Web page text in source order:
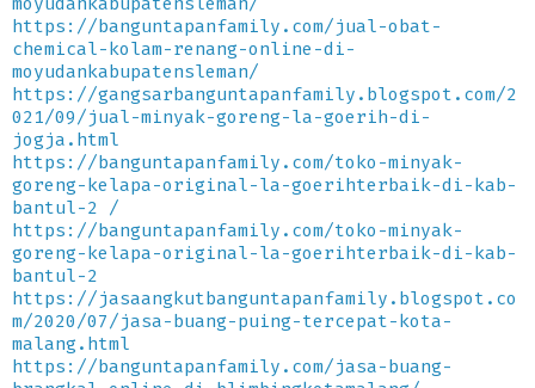
https://banguntapanfamily.com/jual-obat-
chemical-kolam-renang-online-di-
moyudankabupatensleman/
https://gangsarbanguntapanfamily.blogspot.com/2
021/09/jual-minyak-goreng-la-goerih-di-
jogja.html
https://banguntapanfamily.com/toko-minyak-
goreng-kelapa-original-la-goerihterbaik-di-kab-
bantul-2 /
https://banguntapanfamily.com/toko-minyak-
goreng-kelapa-original-la-goerihterbaik-di-kab-
bantul-2
https://jasaangkutbanguntapanfamily.blogspot.co
m/2020/07/jasa-buang-puing-tercepat-kota-
malang.html
https://banguntapanfamily.com/jasa-buang-